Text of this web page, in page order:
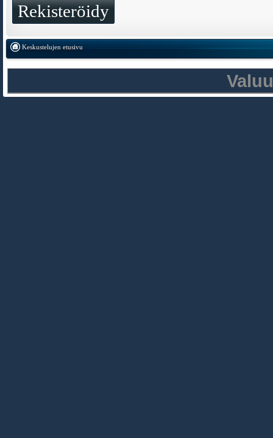
Rekisteröidy
Keskustelujen etusivu